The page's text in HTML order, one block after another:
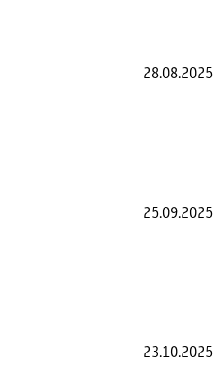
28.08.2025
25.09.2025
23.10.2025